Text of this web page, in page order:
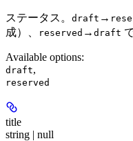
ステータス。 draft →
成）、
reserved → draft
Available options:
draft,
reserved
title
string | null